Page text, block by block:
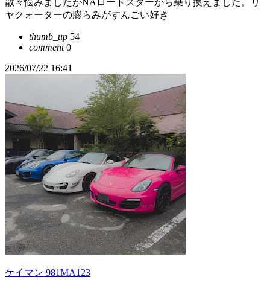
散々悩みましたがNAロードスターから乗り換えました。リ
ヤクォーターの膨らみがすんごい好き
thumb_up 54
comment0
2026/07/22 16:41
ケイマン 981MA123